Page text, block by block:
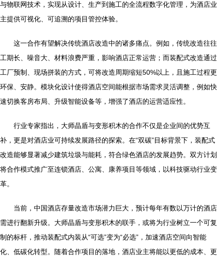
与物联网技术，实现从设计、生产到施工的全流程数字化管理，为酒店业
主提供可视化、可追溯的项目管控体验。
这一合作有望解决传统酒店改造中的诸多痛点。例如，传统改造往往
工期长、噪音大、材料浪费严重，影响酒店正常运营；而装配式改造通过
工厂预制、现场拼装的方式，可将改造周期缩短50%以上，且施工过程更
环保、安静。模块化设计使得酒店空间能根据市场需求灵活调整，例如快
速切换客房布局、升级智能设备等，增强了酒店的运营适应性。
行业专家指出，大师晶盾与变形积木的合作不仅是企业间的优势互
补，更是对酒店业可持续发展路径的探索。在“双碳”目标背景下，装配式
改造能够显著减少建筑垃圾与能耗，符合绿色酒店的发展趋势。双方计划
将合作模式推广至连锁酒店、公寓、康养项目等领域，以科技驱动行业变
革。
当前，中国酒店存量改造市场潜力巨大，预计每年有数以万计的酒店
需进行翻新升级。大师晶盾与变形积木的联手，或将为行业树立一个可复
制的标杆，推动装配式内装从“可选”变为“必选”，加速酒店空间向智能
化、低碳化转型。随着合作项目的落地，酒店业主将能以更低的成本、更